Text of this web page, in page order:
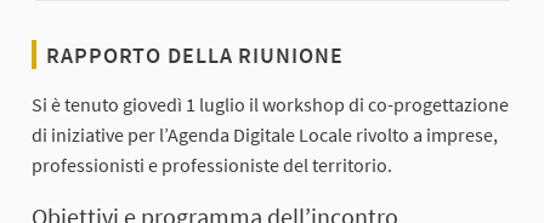
RAPPORTO DELLA RIUNIONE
Si è tenuto giovedì 1 luglio il workshop di co-progettazione
di iniziative per l’Agenda Digitale Locale rivolto a imprese,
professionisti e professioniste del territorio.
Obiettivi e programma dell’incontro